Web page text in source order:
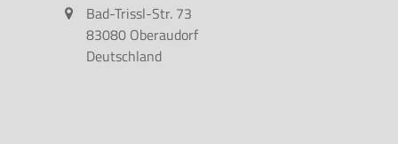
Bad-Trissl-Str. 73
83080 Oberaudorf
Deutschland